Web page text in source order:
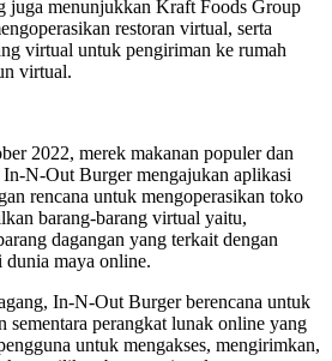
juga menunjukkan Kraft Foods Group
restoran virtual, serta
virtual untuk pengiriman ke rumah
virtual.
2022, merek makanan populer dan
In-N-Out Burger mengajukan aplikasi
rencana untuk mengoperasikan toko
barang-barang virtual yaitu,
dagangan yang terkait dengan
maya online.
In-N-Out Burger berencana untuk
sementara perangkat lunak online yang
untuk mengakses, mengirimkan,